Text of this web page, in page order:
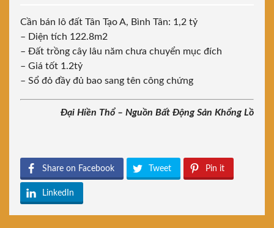
Cần bán lô đất Tân Tạo A, Bình Tân: 1,2 tỷ
– Diện tích 122.8m2
– Đất trồng cây lâu năm chưa chuyển mục đích
– Giá tốt 1.2tỷ
– Sổ đỏ đầy đủ bao sang tên công chứng
Đại Hiền Thổ – Nguồn Bất Động Sản Khổng Lồ
Share on Facebook Tweet Pin it
LinkedIn